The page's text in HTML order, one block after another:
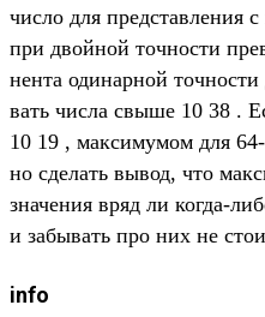
чис­ло для пред­став­ления
при двой­ной точ­ности
нен­та оди­нар­ной
вать чис­ла свы­ше 10 38 .
10 19 , мак­симумом для
но сде­лать вывод, что
зна­чения вряд ли
и забывать про них не
info